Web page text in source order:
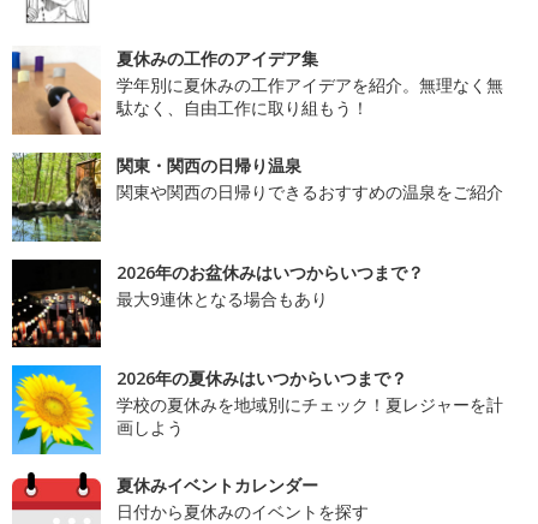
夏休みの工作のアイデア集
学年別に夏休みの工作アイデアを紹介。無理なく無
駄なく、自由工作に取り組もう！
関東・関西の日帰り温泉
関東や関西の日帰りできるおすすめの温泉をご紹介
2026年のお盆休みはいつからいつまで？
最大9連休となる場合もあり
2026年の夏休みはいつからいつまで？
学校の夏休みを地域別にチェック！夏レジャーを計
画しよう
夏休みイベントカレンダー
日付から夏休みのイベントを探す